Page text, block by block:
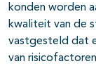
konden worden
kwaliteit van de
vastgesteld dat
van